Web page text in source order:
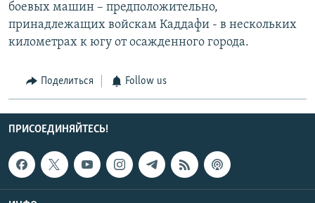
боевых машин – предположительно,
принадлежащих войскам Каддафи - в нескольких
километрах к югу от осажденного города.
Поделиться Follow us
ПРИСОЕДИНЯЙТЕСЬ!